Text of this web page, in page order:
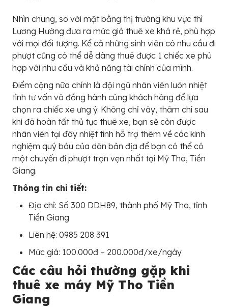
Nhìn chung, so với mặt bằng thị trường khu vực thì
Lương Hường đưa ra mức giá thuê xe khá rẻ, phù hợp
với mọi đối tượng. Kể cả những sinh viên có nhu cầu đi
phượt cũng có thể dễ dàng thuê được 1 chiếc xe phù
hợp với nhu cầu và khả năng tài chính của mình.
Điểm cộng nữa chính là đội ngũ nhân viên luôn nhiệt
tình tư vấn và đồng hành cùng khách hàng để lựa
chọn ra chiếc xe ưng ý. Không chỉ vây, thâm chí sau
khi đã hoàn tất thủ tục thuê xe, bạn sẽ còn được
nhân viên tại đây nhiệt tình hỗ trợ thêm về các kinh
nghiệm quý báu của dân bản địa để bạn có thể có
một chuyến đi phượt trọn vẹn nhất tại Mỹ Tho, Tiền
Giang.
Thông tin chi tiết:
Địa chỉ: Số 300 DDH89, thành phố Mỹ Tho, tỉnh
Tiền Giang
Liên hệ: 0985 208 391
Mức giá: 100.000đ – 200.000đ/xe/ngày
Các câu hỏi thường gặp khi
thuê xe máy Mỹ Tho Tiền
Giang